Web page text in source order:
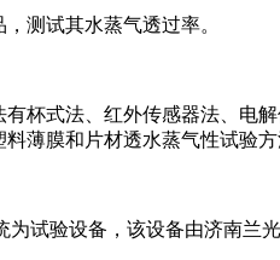
测试其水蒸气透过率。
杯式法、红外传感器法、电
薄膜和片材透水蒸气性试验方
试验设备，该设备由济南兰